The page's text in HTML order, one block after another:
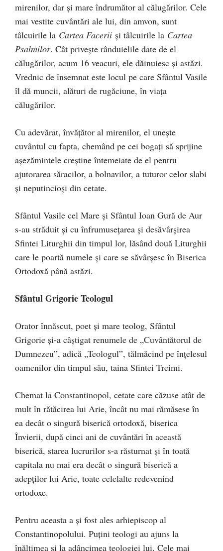
mirenilor, dar şi mare îndrumător al călugărilor. Cele
mai vestite cuvântări ale lui, din amvon, sunt
tâlcuirile la Cartea Facerii şi tâlcuirile la Cartea
Psalmilor. Cât priveşte rânduielile date de el
călugărilor, acum 16 veacuri, ele dăinuiesc şi astăzi.
Vrednic de însemnat este locul pe care Sfântul Vasile
îl dă muncii, alături de rugăciune, în viaţa
călugărilor.
Cu adevărat, învăţător al mirenilor, el uneşte
cuvântul cu fapta, chemând pe cei bogaţi să sprijine
aşezămintele creştine întemeiate de el pentru
ajutorarea săracilor, a bolnavilor, a tuturor celor slabi
şi neputincioşi din cetate.
Sfântul Vasile cel Mare şi Sfântul Ioan Gură de Aur
s-au străduit şi cu înfrumuseţarea şi desăvârşirea
Sfintei Liturghii din timpul lor, lăsând două Liturghii
care le poartă numele şi care se săvârşesc în Biserica
Ortodoxă până astăzi.
Sfântul Grigorie Teologul
Orator înnăscut, poet şi mare teolog, Sfântul
Grigorie şi-a câştigat renumele de „Cuvântătorul de
Dumnezeu”, adică „Teologul”, tălmăcind pe înţelesul
oamenilor din timpul său, taina Sfintei Treimi.
Chemat la Constantinopol, cetate care căzuse atât de
mult în rătăcirea lui Arie, încât nu mai rămăsese în
ea decât o singură biserică ortodoxă, biserica
Învierii, după cinci ani de cuvântări în această
biserică, starea lucrurilor s-a răsturnat şi în toată
capitala nu mai era decât o singură biserică a
adepţilor lui Arie, toate celelalte redevenind
ortodoxe.
Pentru aceasta a şi fost ales arhiepiscop al
Constantinopolului. Puţini teologi au ajuns la
înălţimea şi la adâncimea teologiei lui. Cele mai